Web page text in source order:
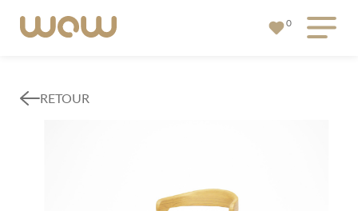
0
RETOUR